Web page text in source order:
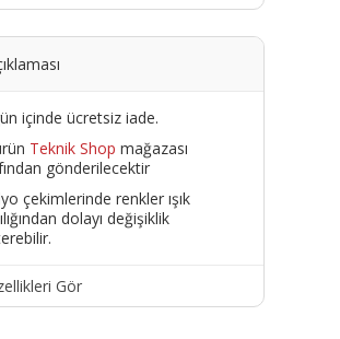
içinde ücretsiz iade.
Teknik Shop mağazası
gönderilecektir
çekimlerinde renkler ışık
dolayı değişiklik
Gör